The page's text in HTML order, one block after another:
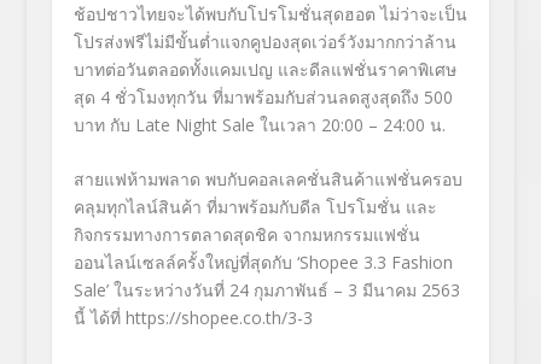
ช้อปชาวไทยจะได้พบกับโปรโมชั่นสุดฮอต ไม่ว่าจะเป็น
โปรส่งฟรีไม่มีขั้นต่ำแจกคูปองสุดเว่อร์วังมากกว่าล้าน
บาทต่อวันตลอดทั้งแคมเปญ และดีลแฟชั่นราคาพิเศษ
สุด 4 ชั่วโมงทุกวัน ที่มาพร้อมกับส่วนลดสูงสุดถึง 500
บาท กับ Late Night Sale ในเวลา 20:00 – 24:00 น.
สายแฟห้ามพลาด พบกับคอลเลคชั่นสินค้าแฟชั่นครอบ
คลุมทุกไลน์สินค้า ที่มาพร้อมกับดีล โปรโมชั่น และ
กิจกรรมทางการตลาดสุดชิค จากมหกรรมแฟชั่น
ออนไลน์เซลล์ครั้งใหญ่ที่สุดกับ ‘Shopee 3.3 Fashion
Sale’ ในระหว่างวันที่ 24 กุมภาพันธ์ – 3 มีนาคม 2563
นี้ ได้ที่ https://shopee.co.th/3-3